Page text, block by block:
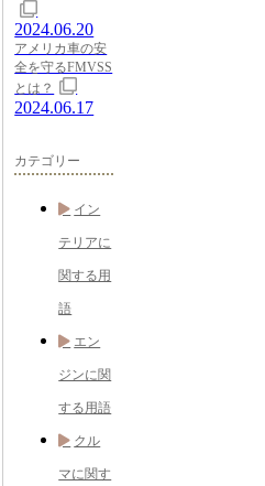
2024.06.20
アメリカ車の安
全を守るFMVSS
とは？
2024.06.17
カテゴリー
イン
テリアに
関する用
語
エン
ジンに関
する用語
クル
マに関す